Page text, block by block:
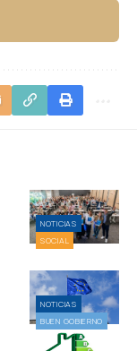
NOTICIAS
SOCIAL
NOTICIAS
BUEN GOBIERNO